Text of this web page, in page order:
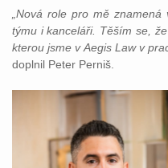
„Nová role pro mě
týmu i kanceláři. Těším se,
kterou jsme v Aegis Law v
doplnil Peter Perniš.